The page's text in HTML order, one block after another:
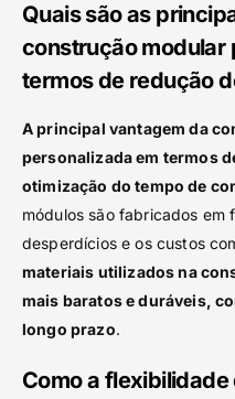
Quais são as
construção modular
termos de redução
A principal vantagem da
personalizada em termos
otimização do tempo de
módulos são fabricados em
desperdícios e os custos
materiais utilizados na
mais baratos e duráveis,
longo prazo.
Como a flexibilidade